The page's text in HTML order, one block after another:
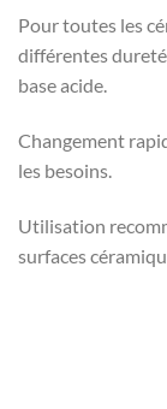
Pour toutes les
différentes
base acide.
Changement
les besoins.
Utilisation
surfaces